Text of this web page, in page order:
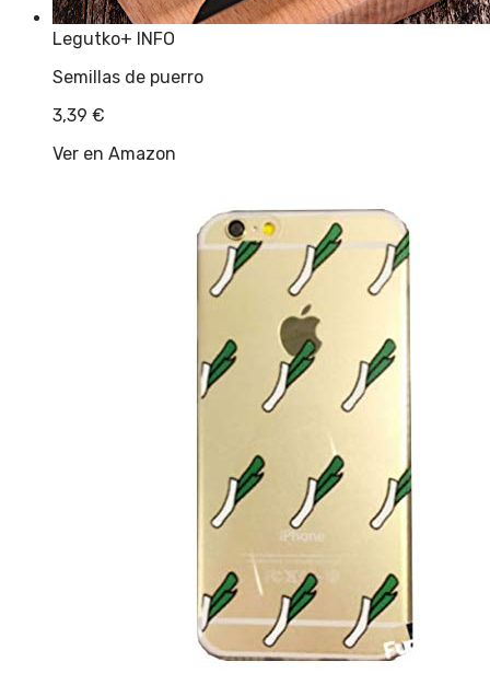
Legutko+ INFO
Semillas de puerro
3,39 €
Ver en Amazon